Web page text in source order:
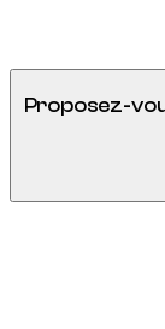
Proposez-